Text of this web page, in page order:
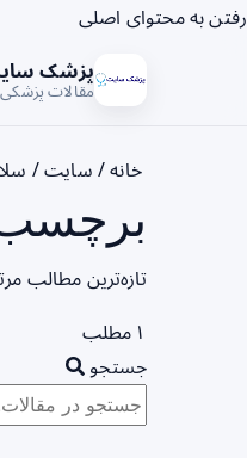
رفتن به محتوای اصلی
پزشک
مقالات
خانه/ سایت/
تازه‌ترین مطالب
۱ مطلب
جستجو